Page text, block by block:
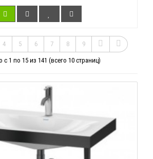
4 5 6 7 8 9
с 1 по 15 из 141 (всего 10 страниц)